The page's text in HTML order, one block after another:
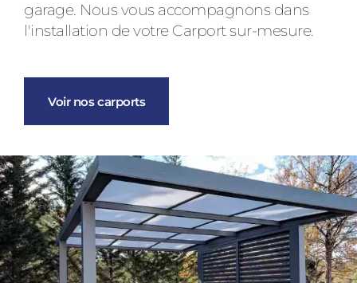
garage. Nous vous accompagnons dans
l'installation de votre Carport sur-mesure.
Voir nos carports